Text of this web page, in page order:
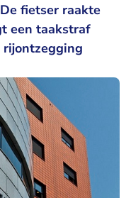
fietser raakte
een taakstraf
rijontzegging